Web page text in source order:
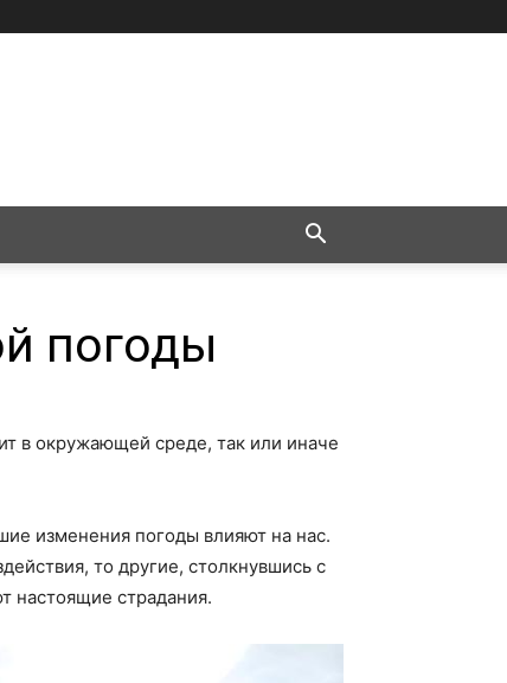
погоды
в окружающей среде, так или иначе
изменения погоды влияют на нас.
то другие, столкнувшись с
настоящие страдания.